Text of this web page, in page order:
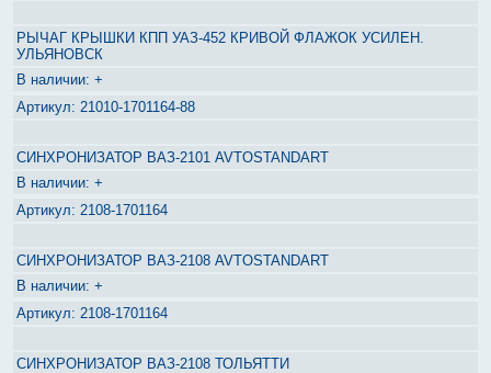
РЫЧАГ КРЫШКИ КПП УАЗ-452 КРИВОЙ ФЛАЖОК УСИЛЕН.
УЛЬЯНОВСК
+
21010-1701164-88
СИНХРОНИЗАТОР ВАЗ-2101 AVTOSTANDART
+
2108-1701164
СИНХРОНИЗАТОР ВАЗ-2108 AVTOSTANDART
+
2108-1701164
СИНХРОНИЗАТОР ВАЗ-2108 ТОЛЬЯТТИ